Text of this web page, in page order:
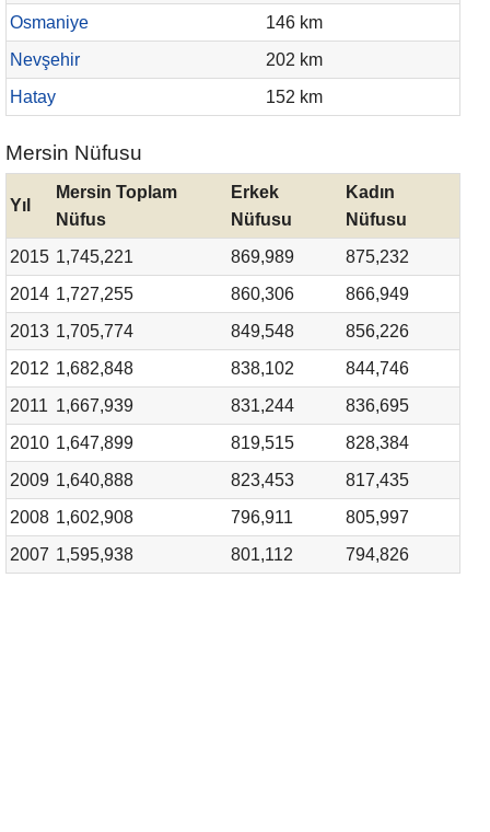
Osmaniye
146 km
Nevşehir
202 km
Hatay
152 km
Mersin Nüfusu
Yıl
Mersin Toplam
Nüfus
Erkek
Nüfusu
Kadın
Nüfusu
2015 1,745,221 869,989
875,232
2014 1,727,255 860,306
866,949
2013 1,705,774 849,548
856,226
2012 1,682,848 838,102
844,746
2011 1,667,939 831,244
836,695
2010 1,647,899 819,515
828,384
2009 1,640,888 823,453
817,435
2008 1,602,908 796,911
805,997
2007 1,595,938 801,112 794,826